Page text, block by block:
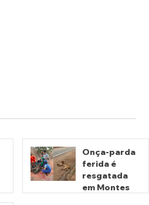
Onça-parda
ferida é
resgatada
em Montes